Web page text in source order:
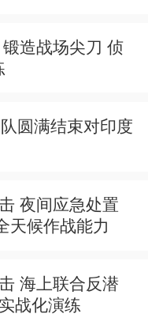
造战场尖刀 侦
圆满结束对印度
夜间应急处置
天候作战能力
海上联合反潜
战化演练